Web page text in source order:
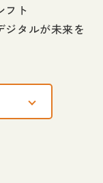
フト
タルが未来を